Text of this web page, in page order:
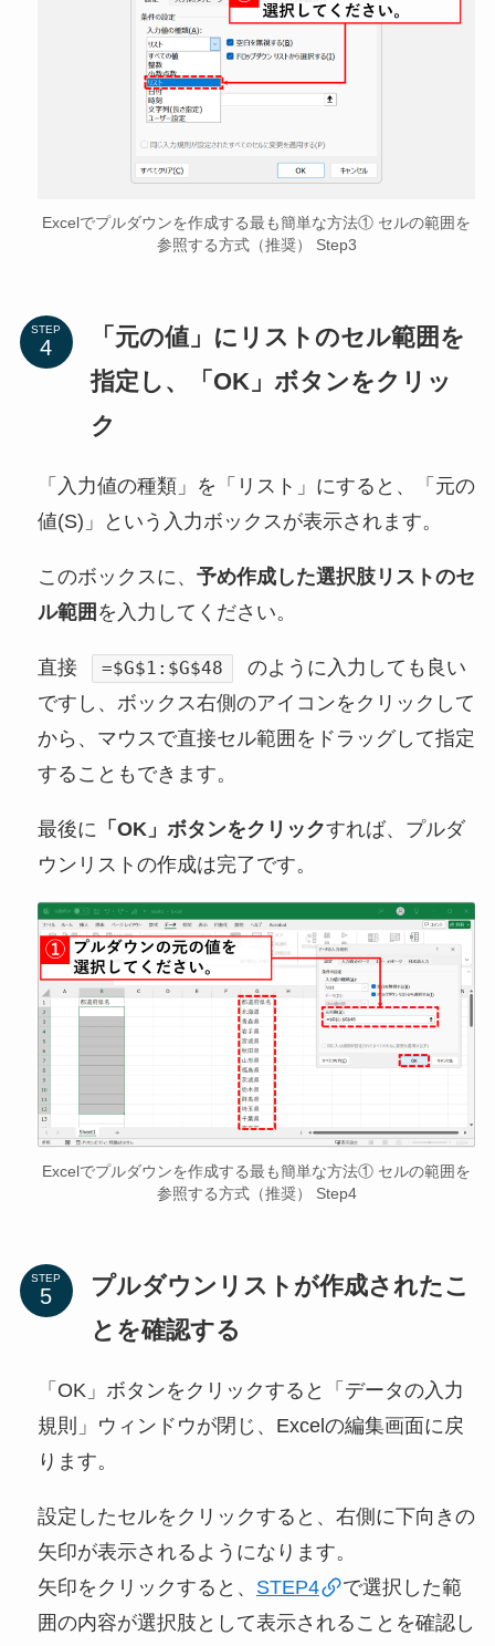
Excelでプルダウンを作成する最も簡単な方法① セルの範囲を
参照する方式（推奨） Step3
STEP
「元の値」にリストのセル範囲を
指定し、「OK」ボタンをクリッ
ク
「入力値の種類」を「リスト」にすると、「元の
値(S)」という入力ボックスが表示されます。
このボックスに、 予め作成した選択肢リストのセ
ル範囲 を入力してください。
直接 =$G$1:$G$48
のように入力しても良い
ですし、ボックス右側のアイコンをクリックして
から、マウスで直接セル範囲をドラッグして指定
することもできます。
最後に 「OK」ボタンをクリックすれば、プルダ
ウンリストの作成は完了です。
Excelでプルダウンを作成する最も簡単な方法① セルの範囲を
参照する方式（推奨） Step4
STEP
プルダウンリストが作成されたこ
とを確認する
「OK」ボタンをクリックすると「データの入力
規則」ウィンドウが閉じ、Excelの編集画面に戻
ります。
設定したセルをクリックすると、右側に下向きの
矢印が表示されるようになります。
矢印をクリックすると、 STEP4
で選択した範
囲の内容が選択肢として表示されることを確認し